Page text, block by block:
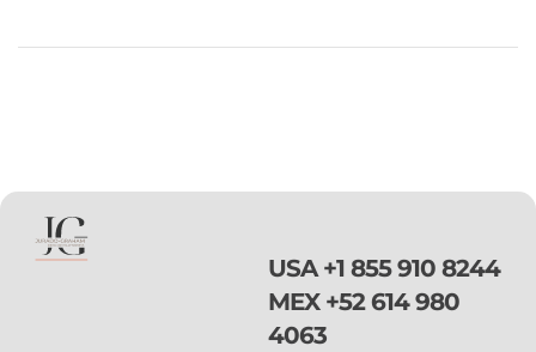
si la persona está
USA+1 855 910 8244
MEX +52 614 980
4063